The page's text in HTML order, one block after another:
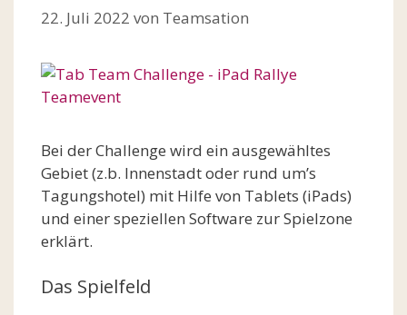
22. Juli 2022 von Teamsation
Bei der Challenge wird ein ausgewähltes
Gebiet (z.b. Innenstadt oder rund um’s
Tagungshotel) mit Hilfe von Tablets (iPads)
und einer speziellen Software zur Spielzone
erklärt.
Das Spielfeld